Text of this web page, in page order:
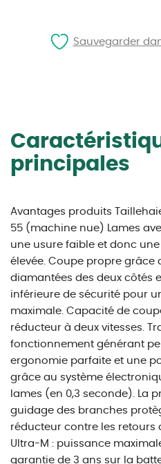
principales
Avantages produits Taillehaie
55 (machine nue) Lames
une usure faible et donc une
élevée. Coupe propre grâce
diamantées des deux côtés
inférieure de sécurité pour
maximale. Capacité de
réducteur à deux vitesses.
fonctionnement générant
ergonomie parfaite et une
grâce au système
lames (en 0,3 seconde). La
guidage des branches
réducteur contre les retours
Ultra-M : puissance
garantie de 3 ans sur la
Sauvegarder